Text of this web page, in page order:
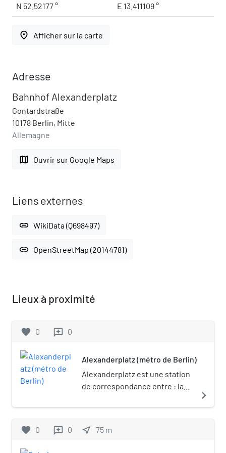
N 52.52177 ° E 13.411109 °
place Afficher sur la carte
Adresse
Bahnhof Alexanderplatz
Gontardstraße
10178 Berlin, Mitte
Allemagne
map Ouvrir sur Google Maps
Liens externes
link WikiData (Q698497)
link OpenStreetMap (20144781)
Lieux à proximité
favorite 0 reviews 0
Alexanderplatz (métro de Berlin)
Alexanderplatz est une station
de correspondance entre : la
métro de Berlin. Elles située
son nom, dans le quartier de
navigate_next
favorite 0 reviews 0 near_me 75 m